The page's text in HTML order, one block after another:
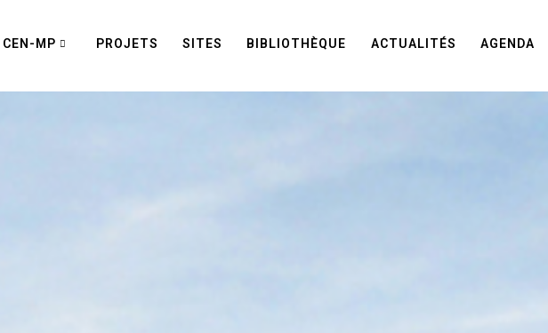
CEN-MP PROJETS SITES BIBLIOTHÈQUE ACTUALITÉS AGENDA